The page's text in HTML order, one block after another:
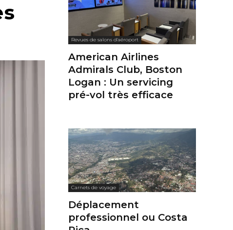
Revues de salons d'aéroport
American Airlines
Admirals Club, Boston
Logan : Un servicing
pré-vol très efficace
Carnets de voyage
Déplacement
professionnel ou Costa